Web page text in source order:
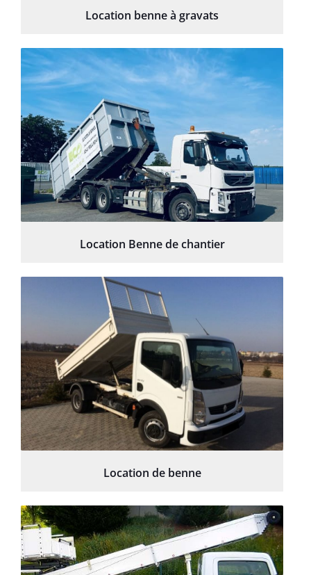
Location benne à gravats
Location Benne de chantier
Location de benne